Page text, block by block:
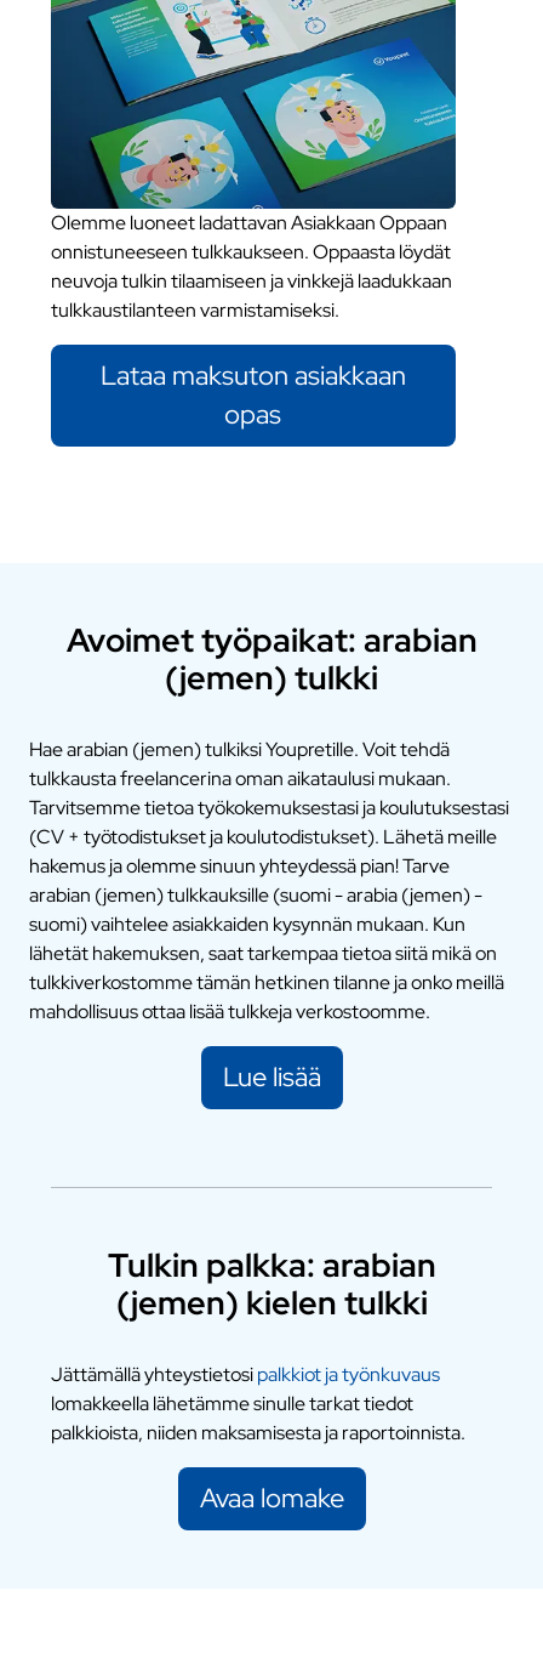
Olemme luoneet ladattavan Asiakkaan Oppaan
onnistuneeseen tulkkaukseen. Oppaasta löydät
neuvoja tulkin tilaamiseen ja vinkkejä laadukkaan
tulkkaustilanteen varmistamiseksi.
Lataa maksuton asiakkaan
opas
Avoimet työpaikat: arabian
(jemen) tulkki
Hae arabian (jemen) tulkiksi Youpretille. Voit tehdä
tulkkausta freelancerina oman aikataulusi mukaan.
Tarvitsemme tietoa työkokemuksestasi ja koulutuksestasi
(CV + työtodistukset ja koulutodistukset). Lähetä meille
hakemus ja olemme sinuun yhteydessä pian! Tarve
arabian (jemen) tulkkauksille (suomi - arabia (jemen) -
suomi) vaihtelee asiakkaiden kysynnän mukaan. Kun
lähetät hakemuksen, saat tarkempaa tietoa siitä mikä on
tulkkiverkostomme tämän hetkinen tilanne ja onko meillä
mahdollisuus ottaa lisää tulkkeja verkostoomme.
Lue lisää
Tulkin palkka: arabian
(jemen) kielen tulkki
Jättämällä yhteystietosipalkkiot ja työnkuvaus
lomakkeella lähetämme sinulle tarkat tiedot
palkkioista, niiden maksamisesta ja raportoinnista.
Avaa lomake